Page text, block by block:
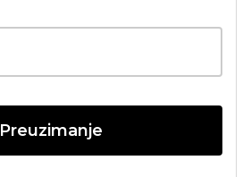
Preuzimanje